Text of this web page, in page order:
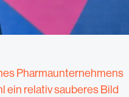
Pharmaunternehmens
ein relativ sauberes Bild